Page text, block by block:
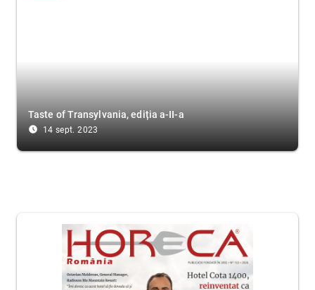
Taste of Transylvania, ediția a-II-a
access_time_filled 14 sept. 2023